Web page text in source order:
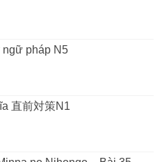
pháp N5
直前対策N1